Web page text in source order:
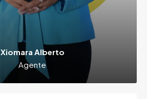
Xiomara Alberto
Agente